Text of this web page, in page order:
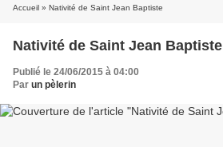
Accueil » Nativité de Saint Jean Baptiste
Nativité de Saint Jean Baptiste
Publié le 24/06/2015 à 04:00
Par un pèlerin